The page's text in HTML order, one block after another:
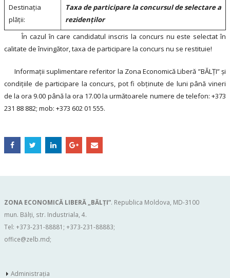
Destinaţia
plăţii:
Taxa de participare la concursul de selectare a
rezidenților
În cazul în care candidatul inscris la concurs nu este selectat în
calitate de învingător, taxa de participare la concurs nu se restituie!
Informaţii suplimentare referitor la Zona Economică Liberă ”BĂLŢI” şi
condiţiile de participare la concurs, pot fi obţinute de luni până vineri
de la ora 9.00 până la ora 17.00 la următoarele numere de telefon: +373
231 88 882; mob: +373 602 01 555.
ZONA ECONOMICĂ LIBERĂ „BĂLŢI”. Republica Moldova, MD-3100
mun. Bălți, str. Industriala, 4.
Tel: +373-231-88881; +373-231-88883;
office@zelb.md;
Administraţia